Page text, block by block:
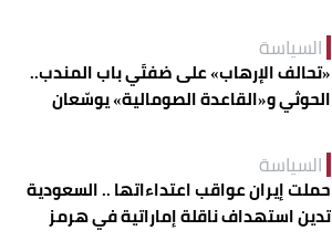
السياسة
«تحالف الإرهاب» على ضفتَي باب المندب..
الحوثي و«القاعدة الصومالية» يوسّعان
السياسة
حملت إيران عواقب اعتداءاتها .. السعودية
تدين استهداف ناقلة إماراتية في هرمز